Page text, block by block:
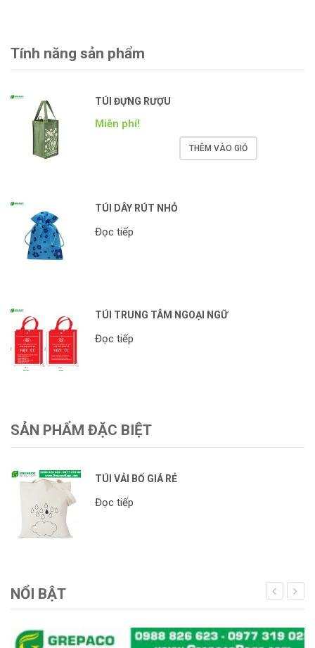
Tính năng sản phẩm
TÚI ĐỰNG RƯỢU
Miễn phí!
THÊM VÀO GIỎ
TÚI DÂY RÚT NHỎ
Đọc tiếp
TÚI TRUNG TÂM NGOẠI NGỮ
Đọc tiếp
SẢN PHẨM ĐẶC BIỆT
TÚI VẢI BỐ GIÁ RẺ
Đọc tiếp
NỔI BẬT